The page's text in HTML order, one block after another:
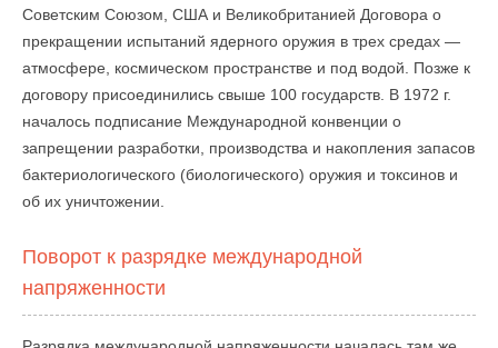
Советским Союзом, США и Великобританией Договора о
прекращении испытаний ядерного оружия в трех средах —
атмосфере, космическом пространстве и под водой. Позже к
договору присоединились свыше 100 государств. В 1972 г.
началось подписание Международной конвенции о
запрещении разработки, производства и накопления запасов
бактериологического (биологического) оружия и токсинов и
об их уничтожении.
Поворот к разрядке международной
напряженности